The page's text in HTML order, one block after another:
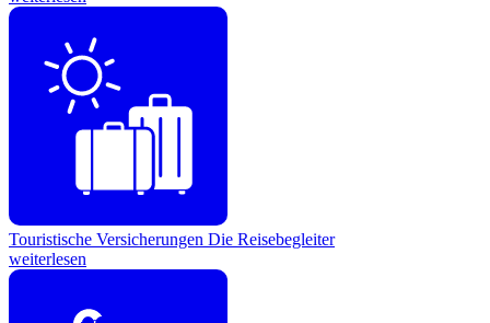
Touristische Versicherungen Die Reisebegleiter
weiterlesen